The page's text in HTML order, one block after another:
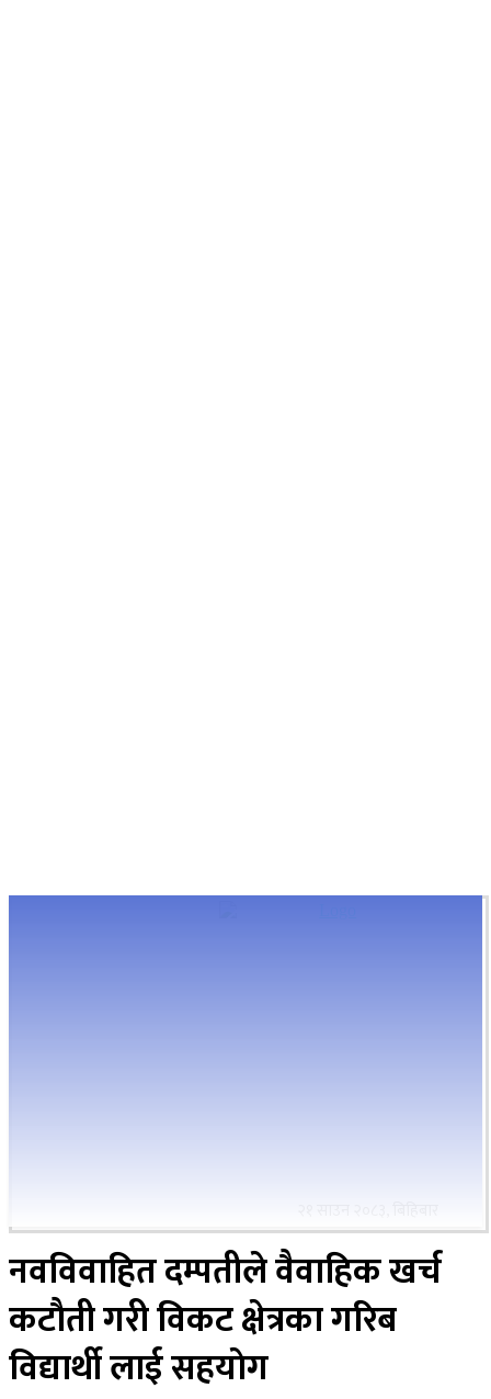
नवविवाहित दम्पतीले वैवाहिक खर्च
कटाैती गरी विकट क्षेत्रका गरिब
विद्यार्थी लाई सहयाेग